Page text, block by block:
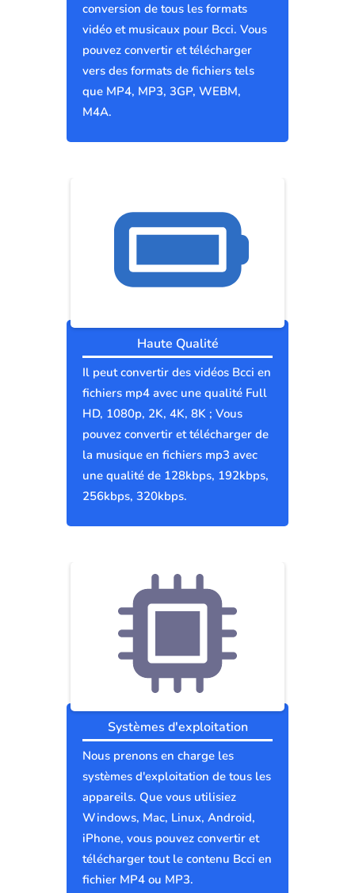
conversion de tous les formats
vidéo et musicaux pour Bcci. Vous
pouvez convertir et télécharger
vers des formats de fichiers tels
que MP4, MP3, 3GP, WEBM,
M4A.
Haute Qualité
Il peut convertir des vidéos Bcci en
fichiers mp4 avec une qualité Full
HD, 1080p, 2K, 4K, 8K ; Vous
pouvez convertir et télécharger de
la musique en fichiers mp3 avec
une qualité de 128kbps, 192kbps,
256kbps, 320kbps.
Systèmes d'exploitation
Nous prenons en charge les
systèmes d'exploitation de tous les
appareils. Que vous utilisiez
Windows, Mac, Linux, Android,
iPhone, vous pouvez convertir et
télécharger tout le contenu Bcci en
fichier MP4 ou MP3.